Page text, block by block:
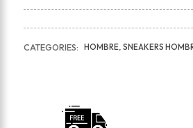
CATEGORIES: HOMBRE SNEAKERS